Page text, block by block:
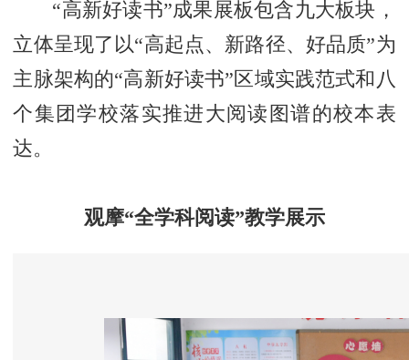
“高新好读书”成果展板包含九大板块，
立体呈现了以“高起点、新路径、好品质”为
主脉架构的“高新好读书”区域实践范式和八
个集团学校落实推进大阅读图谱的校本表
达。
观摩“全学科阅读”教学展示